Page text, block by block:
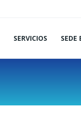
SERVICIOS SEDE